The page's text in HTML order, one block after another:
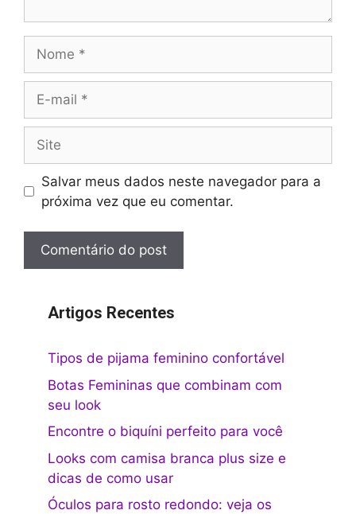
mail
Salvar meus dados neste navegador para a
próxima vez que eu comentar.
Artigos Recentes
Tipos de pijama feminino confortável
Botas Femininas que combinam com
seu look
Encontre o biquíni perfeito para você
Looks com camisa branca plus size e
dicas de como usar
Óculos para rosto redondo: veja os